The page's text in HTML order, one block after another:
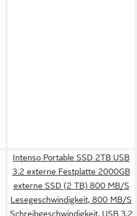
Intenso Portable SSD 2TB USB
3.2 externe Festplatte 2000GB
externe SSD (2 TB) 800 MB/S
Lesegeschwindigkeit, 800 MB/S
Schreibgeschwindigkeit, USB 3.2